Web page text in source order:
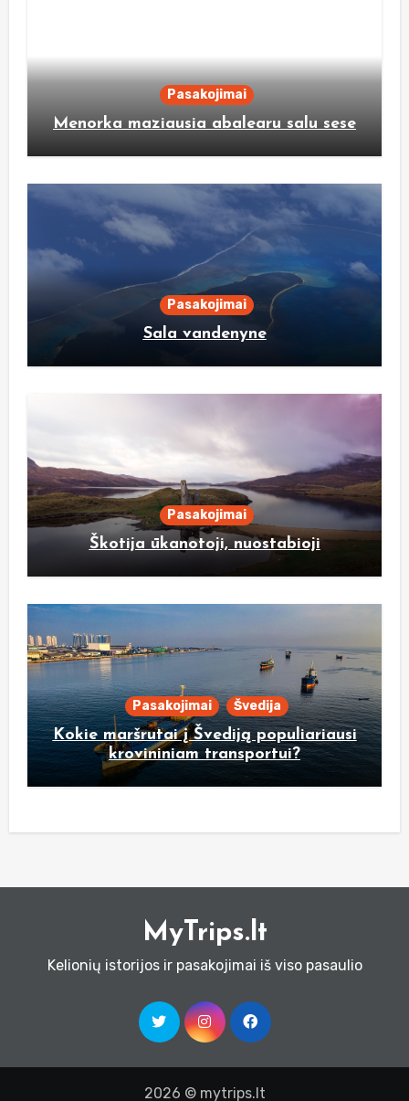
Pasakojimai
Menorka maziausia abalearu salu sese
Pasakojimai
Sala vandenyne
Pasakojimai
Škotija ūkanotoji, nuostabioji
Pasakojimai Švedija
Kokie maršrutai į Švediją populiariausi
krovininiam transportui?
MyTrips.lt
Kelionių istorijos ir pasakojimai iš viso pasaulio
2026 © mytrips.lt